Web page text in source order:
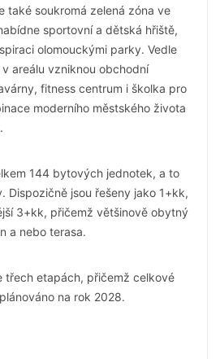
také soukromá zelená zóna ve
sportovní a dětská hřiště,
olomouckými parky. Vedle
areálu vzniknou obchodní
fitness centrum i školka pro
moderního městského života
144 bytových jednotek, a to
Dispozičně jsou řešeny jako 1+kk,
3+kk, přičemž většinově obytný
a nebo terasa.
třech etapách, přičemž celkové
na rok 2028.